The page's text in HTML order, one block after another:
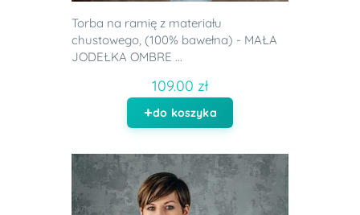
Torba na ramię z materiału
chustowego, (100% bawełna) - MAŁA
JODEŁKA OMBRE ...
109.00 zł
do koszyka